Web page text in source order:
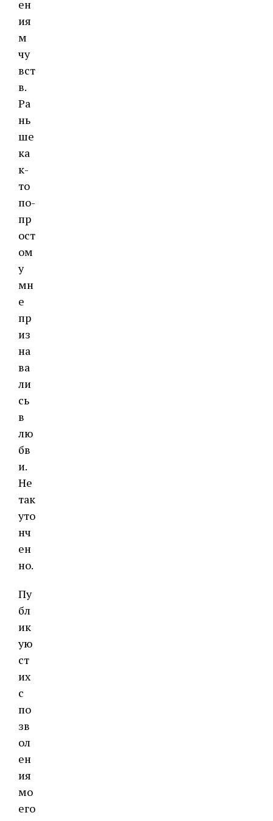
ен
ия
м
чу
вст
в.
Ра
нь
ше
ка
к-
то
по-
пр
ост
ом
у
мн
е
пр
из
на
ва
ли
сь
в
лю
бв
и.
Не
так
уто
нч
ен
но.
Пу
бл
ик
ую
ст
их
с
по
зв
ол
ен
ия
мо
его